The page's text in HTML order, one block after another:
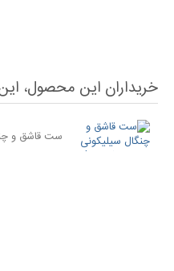
خریداران این محصول، این